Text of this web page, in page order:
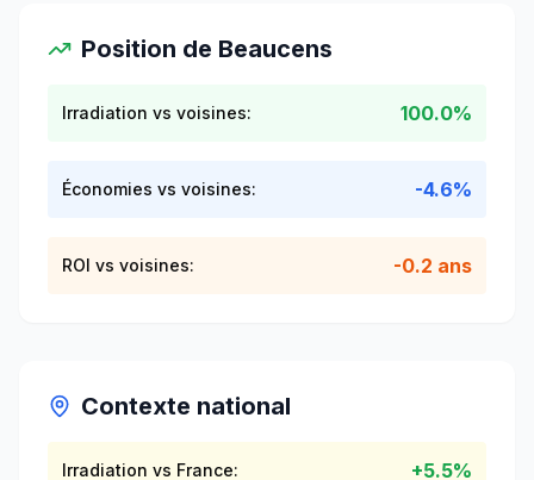
Position de Beaucens
Irradiation vs voisines: 100.0%
Économies vs voisines: -4.6%
ROI vs voisines: -0.2 ans
Contexte national
Irradiation vs France: +5.5%